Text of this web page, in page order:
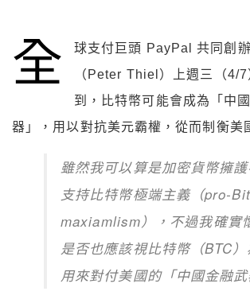
全
球支付巨頭 PayPal 共同創
（Peter Thiel）上週三（4/
到，比特幣可能會成為「中
器」，用以對抗美元霸權，從而制衡美
雖然我可以算是加密貨幣擁
支持比特幣極端主義（pro-
maxiamlism），不過我確實
是否也應該視比特幣（BTC
用來對付美國的「中國金融武